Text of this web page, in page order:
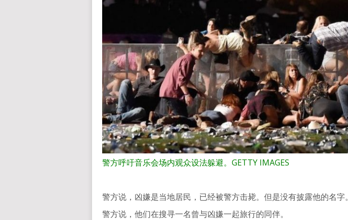
警方呼吁音乐会场内观众设法躲避。GETTY IMAGES
警方说，凶嫌是当地居民，已经被警方击毙。但是没有披露他的名字。
警方说，他们在搜寻一名曾与凶嫌一起旅行的同伴。